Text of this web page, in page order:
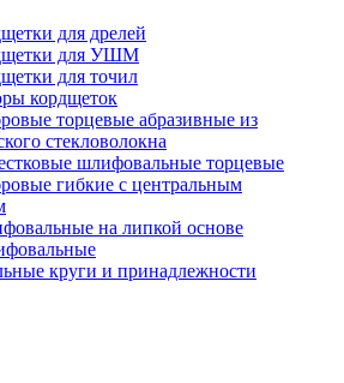
для дрелей
для УШМ
для точил
кордщеток
торцевые абразивные из
стекловолокна
шлифовальные торцевые
гибкие с центральным
на липкой основе
круги и принадлежности